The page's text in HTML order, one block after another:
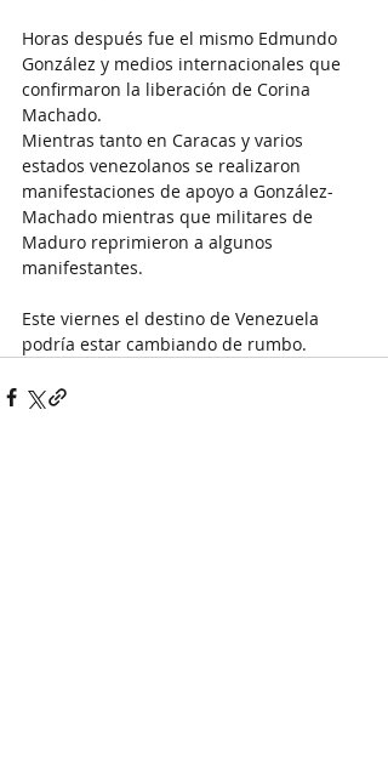
Horas después fue el mismo Edmundo
González y medios internacionales que
confirmaron la liberación de Corina
Machado.
Mientras tanto en Caracas y varios
estados venezolanos se realizaron
manifestaciones de apoyo a González-
Machado mientras que militares de
Maduro reprimieron a algunos
manifestantes.
Este viernes el destino de Venezuela
podría estar cambiando de rumbo.